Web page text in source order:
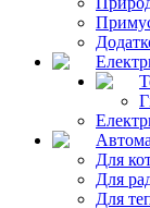
Для
Для
Для